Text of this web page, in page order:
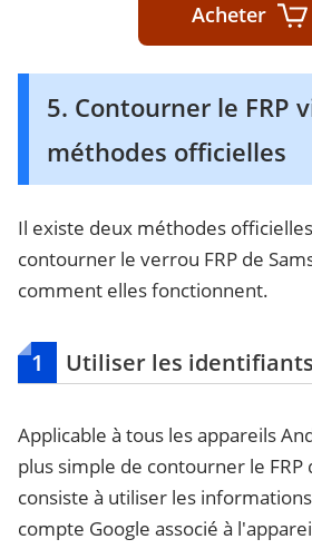
Acheter
5. Contourner le FRP
méthodes officielles
Il existe deux méthodes
contourner le verrou FRP de
comment elles fonctionnent.
1 Utiliser les
Applicable à tous les appareils
plus simple de contourner le FRP
consiste à utiliser les
compte Google associé à